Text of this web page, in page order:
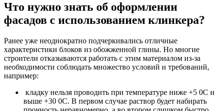
Что нужно знать об оформлении
фасадов с использованием клинкера?
Ранее уже неоднократно подчеркивались отличные
характеристики блоков из обожженной глины. Но многие
строители отказываются работать с этим материалом из-за
необходимости соблюдать множество условий и требований,
например:
кладку нельзя проводить при температуре ниже +5 0С и
выше +30 0С. В первом случае раствор будет набирать